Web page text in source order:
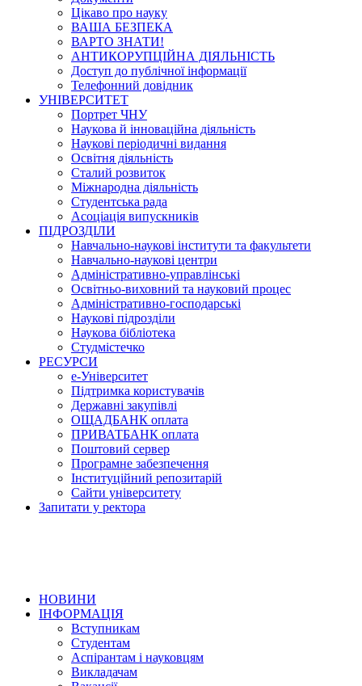
Цікаво про науку
ВАША БЕЗПЕКА
ВАРТО ЗНАТИ!
АНТИКОРУПЦІЙНА ДІЯЛЬНІСТЬ
Доступ до публічної інформації
Телефонний довідник
УНІВЕРСИТЕТ
Портрет ЧНУ
Наукова й інноваційна діяльність
Наукові періодичні видання
Освітня діяльність
Сталий розвиток
Міжнародна діяльність
Студентська рада
Асоціація випускників
ПІДРОЗДІЛИ
Навчально-наукові інститути та факультети
Навчально-наукові центри
Адміністративно-управлінські
Освітньо-виховний та науковий процес
Адміністративно-господарські
Наукові підрозділи
Наукова бібліотека
Студмістечко
РЕСУРСИ
е-Університет
Підтримка користувачів
Державні закупівлі
ОЩАДБАНК оплата
ПРИВАТБАНК оплата
Поштовий сервер
Програмне забезпечення
Інституційний репозитарій
Сайти університету
Запитати у ректора
НОВИНИ
ІНФОРМАЦІЯ
Вступникам
Студентам
Аспірантам і науковцям
Викладачам